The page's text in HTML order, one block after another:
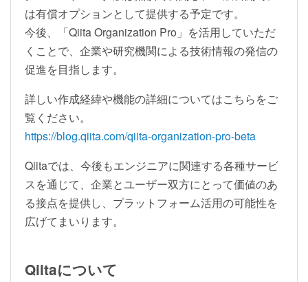
は有償オプションとして提供する予定です。
今後、「Qiita Organization Pro」を活用していただ
くことで、企業や研究機関による技術情報の発信の
促進を目指します。
詳しい作成経緯や機能の詳細についてはこちらをご
覧ください。
https://blog.qiita.com/qiita-organization-pro-beta
Qiitaでは、今後もエンジニアに関連する各種サービ
スを通じて、企業とユーザー双方にとって価値のあ
る接点を提供し、プラットフォーム活用の可能性を
広げてまいります。
Qiitaについて